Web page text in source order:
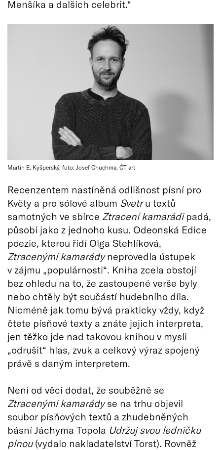
Menšíka a dalších celebrit.“
Martin E. Kyšperský, foto: Josef Chuchma, ČT art
Recenzentem nastíněná odlišnost písní pro
Květy a pro sólové album Svetru textů
samotných ve sbírce Ztracení kamarádipadá,
působí jako z jednoho kusu. Odeonská Edice
poezie, kterou řídí Olga Stehlíková,
Ztracenými kamarádyneprovedla ústupek
v zájmu „populárnosti“. Kniha zcela obstojí
bez ohledu na to, že zastoupené verše byly
nebo chtěly být součástí hudebního díla.
Nicméně jak tomu bývá prakticky vždy, když
čtete písňové texty a znáte jejich interpreta,
jen těžko jde nad takovou knihou v mysli
„odrušit“ hlas, zvuk a celkový výraz spojený
právě s daným interpretem.
Není od věci dodat, že souběžně se
Ztracenými kamarádyse na trhu objevil
soubor písňových textů a zhudebněných
básní Jáchyma Topola Udržuj svou ledničku
plnou(vydalo nakladatelství Torst). Rovněž